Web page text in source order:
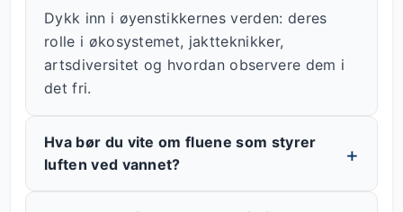
Dykk inn i øyenstikkernes verden: deres
rolle i økosystemet, jaktteknikker,
artsdiversitet og hvordan observere dem i
det fri.
Hva bør du vite om fluene som styrer
luften ved vannet?